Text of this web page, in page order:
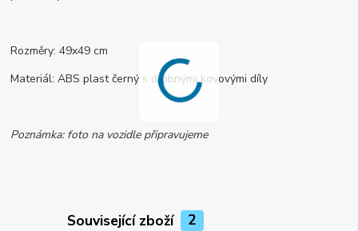
Rozměry: 49x49 cm
Materiál: ABS plast černý s drobnými kovovými díly
Poznámka: foto na vozidle připravujeme
Související zboží 2